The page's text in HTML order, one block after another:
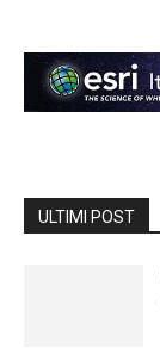
ULTIMI POST